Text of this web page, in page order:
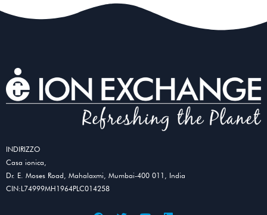
INDIRIZZO
Casa ionica,
Dr. E. Moses Road, Mahalaxmi, Mumbai-400 011, India
CIN:L74999MH1964PLC014258